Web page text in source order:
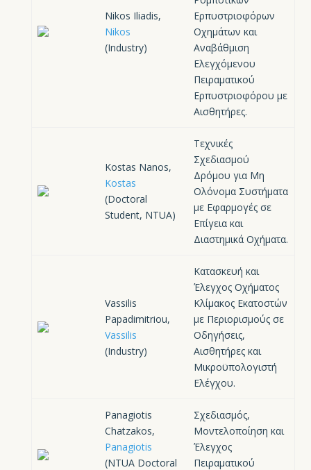
Nikos Iliadis,
Nikos
(Industry)
Ερπυστριοφόρων
Οχημάτων και
Αναβάθμιση
Ελεγχόμενου
Πειραματικού
Ερπυστριοφόρου με
Αισθητήρες.
Kostas Nanos,
Kostas
(Doctoral
Student, NTUA)
Τεχνικές
Σχεδιασμού
Δρόμου για Μη
Ολόνομα Συστήματα
με Εφαρμογές σε
Επίγεια και
Διαστημικά Οχήματα.
Vassilis
Papadimitriou,
Vassilis
(Industry)
Kατασκευή και
Έλεγχος Oχήματος
Kλίμακος Eκατοστών
με Περιορισμούς σε
Oδηγήσεις,
Aισθητήρες και
Mικροϋπολογιστή
Eλέγχου.
Panagiotis
Chatzakos,
Panagiotis
(NTUA Doctoral
Σχεδιασμός,
Mοντελοποίηση και
Έλεγχος
Πειραματικού